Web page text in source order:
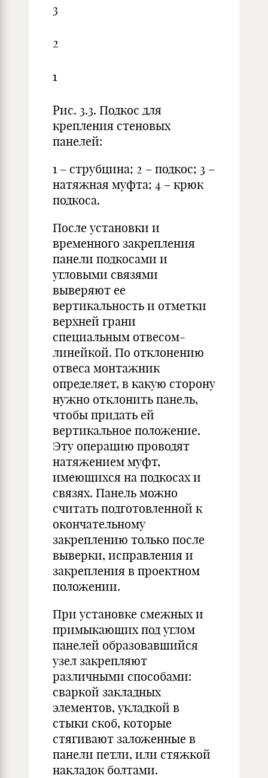
3
2
1
Рис. 3.3. Подкос для
крепления стеновых
панелей:
1 – струбцина; 2 – подкос; 3 –
натяжная муфта; 4 – крюк
подкоса.
После установки и
временного закрепления
панели подкосами и
угловыми связями
выверяют ее
вертикальность и отметки
верхней грани
специальным отвесом-
линейкой. По отклонению
отвеса монтажник
определяет, в какую сторону
нужно отклонить панель,
чтобы придать ей
вертикальное положение.
Эту операцию проводят
натяжением муфт,
имеющихся на подкосах и
связях. Панель можно
считать подготовленной к
окончательному
закреплению только после
выверки, исправления и
закрепления в проектном
положении.
При установке смежных и
примыкающих под углом
панелей образовавшийся
узел закрепляют
различными способами:
сваркой закладных
элементов, укладкой в
стыки скоб, которые
стягивают заложенные в
панели петли, или стяжкой
накладок болтами.